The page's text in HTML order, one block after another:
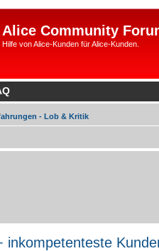
Alice Community
Hilfe von Alice-Kunden für Alice-Kunden.
- Lob & Kritik
inkompetenteste